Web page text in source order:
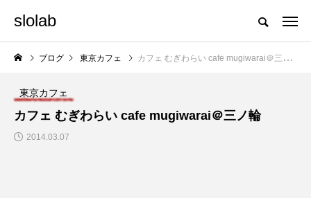
slolab
ブログ 東京カフェ カフェ むぎわらい cafe mugiwarai＠三ノ輪
東京カフェ
カフェ むぎわらい cafe mugiwarai＠三ノ輪
2014.03.07